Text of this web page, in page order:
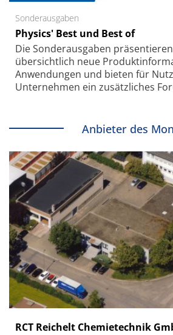
Sonderausgaben
Physics' Best und Best of
Die Sonder­ausgaben
übersichtlich neue
Anwendungen und bieten für
Unternehmen ein zusätzliches
Anbieter des
RCT Reichelt Chemietechnik